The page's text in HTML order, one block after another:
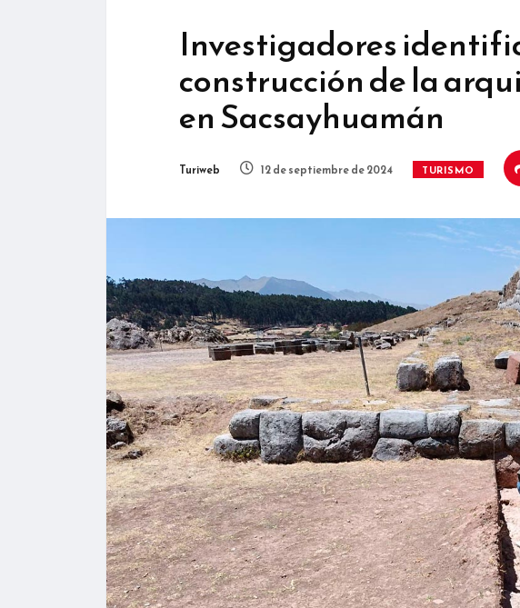
Investigadores
construcción de la
en Sacsayhuamán
Turiweb 12 de septiembre de 2024 TURISMO